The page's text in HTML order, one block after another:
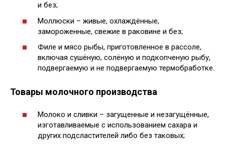
и без;
Моллюски – живые, охлаждённые,
замороженные, свежие в раковине и без;
Филе и мясо рыбы, приготовленное в рассоле,
включая сушёную, солёную и подкопченую рыбу,
подвергаемую и не подвергаемую термобработке.
Товары молочного производства
Молоко и сливки – загущенные и незагущённые,
изготавливаемые с использованием сахара и
других подсластителей либо без таковых;